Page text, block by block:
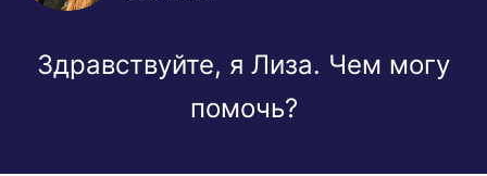
Здравствуйте, я Лиза. Чем могу
помочь?